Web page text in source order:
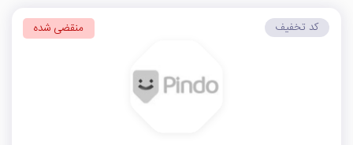
کد تخفیف منقضی شده